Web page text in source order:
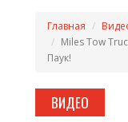
Главная
Miles Tow
Паук!
ВИДЕО